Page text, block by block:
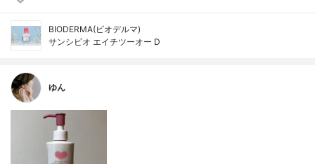
BIODERMA(ビオデルマ)
サンシビオ エイチツーオー D
ゆん